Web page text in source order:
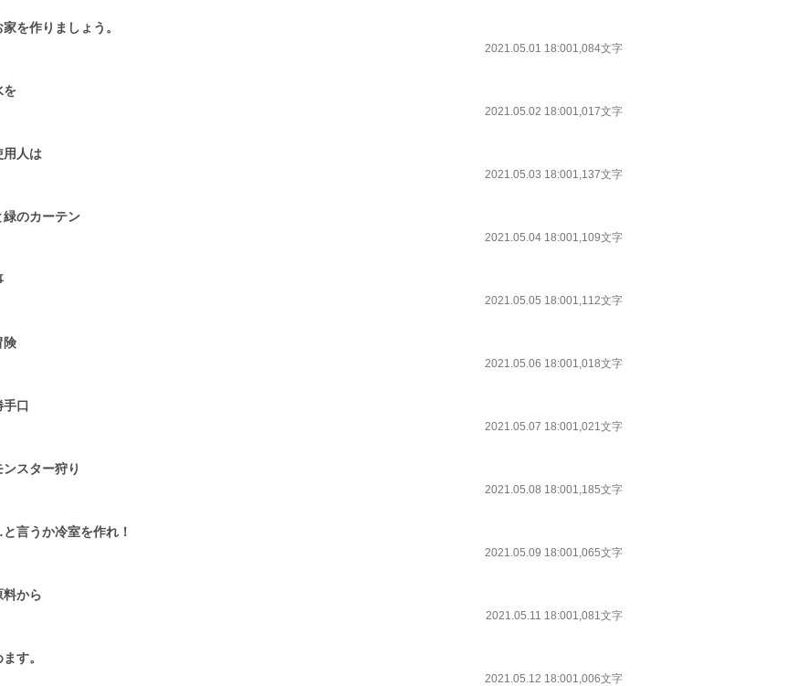
家を作りましょう。
2021.05.01 18:001,084文字
を
2021.05.02 18:001,017文字
用人は
2021.05.03 18:001,137文字
緑のカーテン
2021.05.04 18:001,109文字
2021.05.05 18:001,112文字
険
2021.05.06 18:001,018文字
口
2021.05.07 18:001,021文字
スター狩り
2021.05.08 18:001,185文字
言うか冷室を作れ！
2021.05.09 18:001,065文字
料から
2021.05.11 18:001,081文字
す。
2021.05.12 18:001,006文字